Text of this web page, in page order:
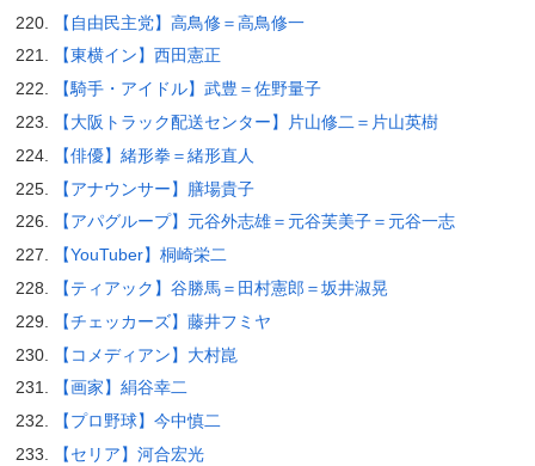
【自由民主党】高鳥修＝高鳥修一
【東横イン】西田憲正
【騎手・アイドル】武豊＝佐野量子
【大阪トラック配送センター】片山修二＝片山英樹
【俳優】緒形拳＝緒形直人
【アナウンサー】膳場貴子
【アパグループ】元谷外志雄＝元谷芙美子＝元谷一志
【YouTuber】桐崎栄二
【ティアック】谷勝馬＝田村憲郎＝坂井淑晃
【チェッカーズ】藤井フミヤ
【コメディアン】大村崑
【画家】絹谷幸二
【プロ野球】今中慎二
【セリア】河合宏光